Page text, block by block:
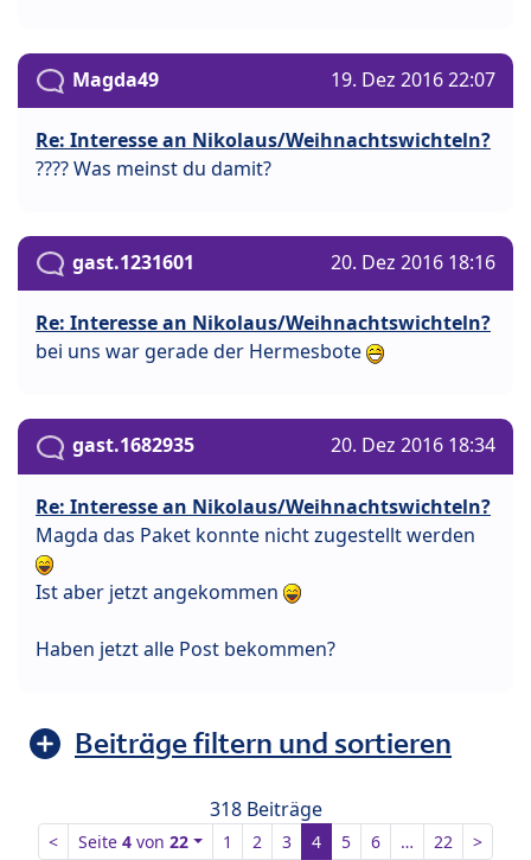
Magda49 19. Dez 2016 22:07
Re: Interesse an Nikolaus/Weihnachtswichteln?
???? Was meinst du damit?
gast.1231601 20. Dez 2016 18:16
Re: Interesse an Nikolaus/Weihnachtswichteln?
bei uns war gerade der Hermesbote
gast.1682935 20. Dez 2016 18:34
Re: Interesse an Nikolaus/Weihnachtswichteln?
Magda das Paket konnte nicht zugestellt werden
Ist aber jetzt angekommen
Haben jetzt alle Post bekommen?
Beiträge filtern und sortieren
318 Beiträge
< Seite4 von22 1 2 3 4 5 6 … 22 >